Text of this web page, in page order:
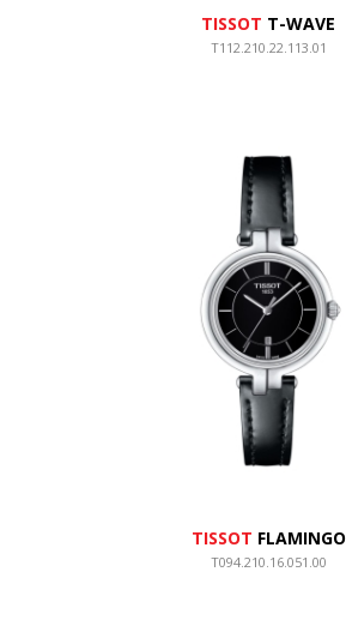
TISSOT T-WAVE
T112.210.22.113.01
TISSOT FLAMINGO
T094.210.16.051.00